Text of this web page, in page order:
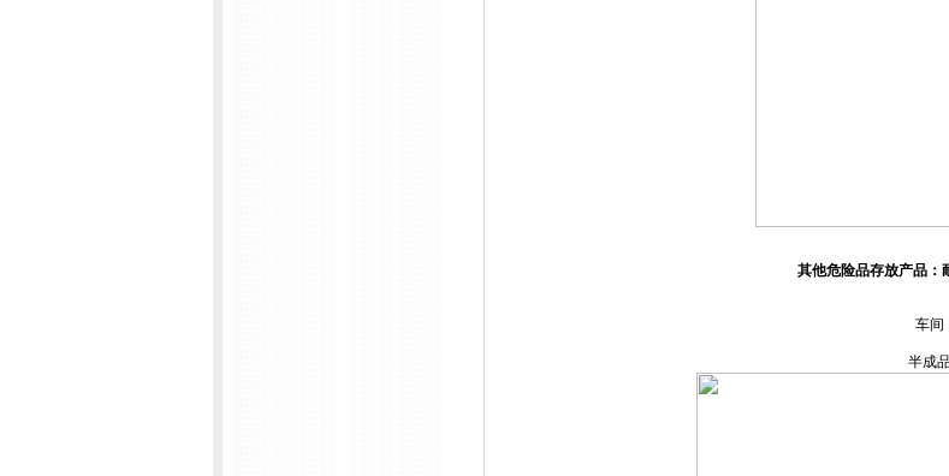
其他危险品存放产品：
车间
半成